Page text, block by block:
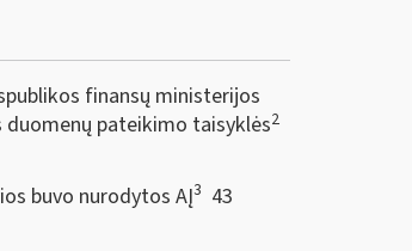
finansų ministerijos
pateikimo taisyklės2
buvo nurodytos AĮ3 43